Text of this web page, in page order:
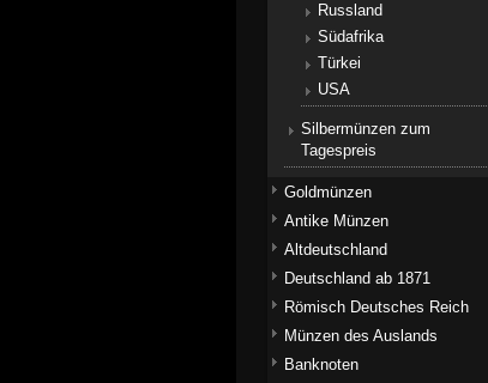
Russland
Südafrika
Türkei
USA
Silbermünzen zum
Tagespreis
Goldmünzen
Antike Münzen
Altdeutschland
Deutschland ab 1871
Römisch Deutsches Reich
Münzen des Auslands
Banknoten